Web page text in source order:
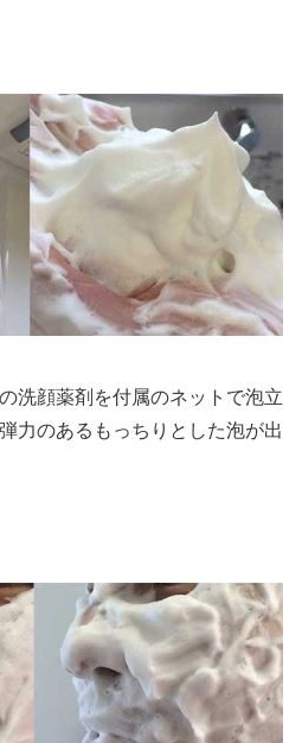
洗顔薬剤を付属のネットで泡立
力のあるもっちりとした泡が出